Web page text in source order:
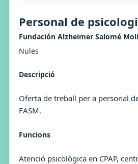
Personal de
Fundación Alzheimer Salomé
Nules
Descripció
Oferta de treball per a personal
FASM.
Funcions
Atenció psicològica en CPAP,